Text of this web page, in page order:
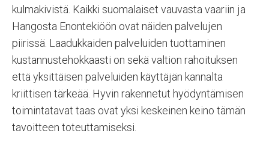
kulmakivistä. Kaikki suomalaiset vauvasta vaariin ja
Hangosta Enontekiöön ovat näiden palvelujen
piirissä. Laadukkaiden palveluiden tuottaminen
kustannustehokkaasti on sekä valtion rahoituksen
että yksittäisen palveluiden käyttäjän kannalta
kriittisen tärkeää. Hyvin rakennetut hyödyntämisen
toimintatavat taas ovat yksi keskeinen keino tämän
tavoitteen toteuttamiseksi.